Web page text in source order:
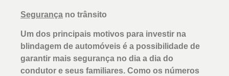
Segurança no trânsito
Um dos principais motivos para investir na
blindagem de automóveis é a possibilidade de
garantir mais segurança no dia a dia do
condutor e seus familiares. Como os números